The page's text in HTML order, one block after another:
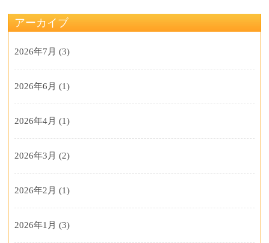
アーカイブ
2026年7月 (3)
2026年6月 (1)
2026年4月 (1)
2026年3月 (2)
2026年2月 (1)
2026年1月 (3)